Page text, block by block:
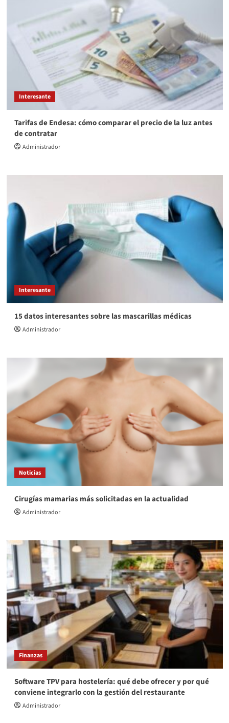
Interesante
Tarifas de Endesa: cómo comparar el precio de la luz antes
de contratar
Administrador
Interesante
15 datos interesantes sobre las mascarillas médicas
Administrador
Noticias
Cirugías mamarias más solicitadas en la actualidad
Administrador
Finanzas
Software TPV para hostelería: qué debe ofrecer y por qué
conviene integrarlo con la gestión del restaurante
Administrador